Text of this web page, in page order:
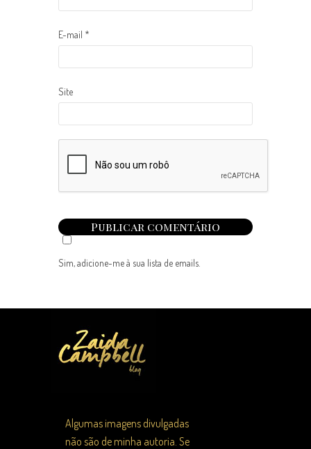
E-mail *
Site
Sim, adicione-me à sua lista de emails.
Algumas imagens divulgadas
não são de minha autoria. Se